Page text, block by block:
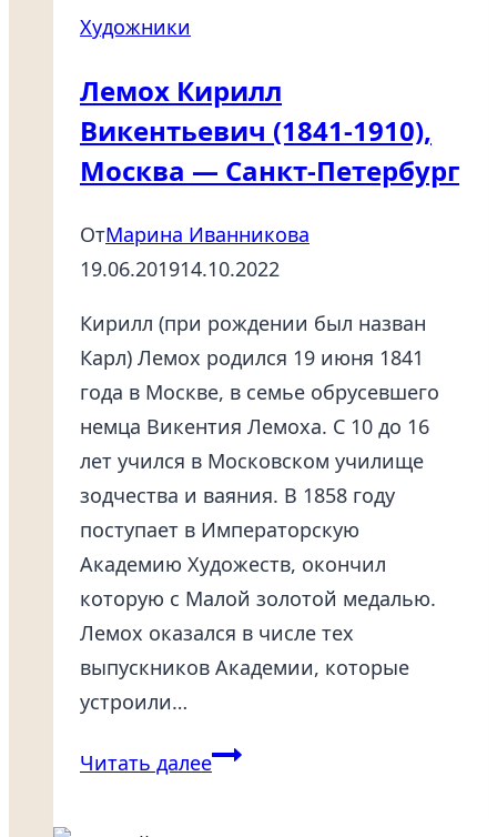
Художники
Лемох Кирилл
Викентьевич (1841-1910),
Москва — Санкт-Петербург
ОтМарина Иванникова
19.06.201914.10.2022
Кирилл (при рождении был назван
Карл) Лемох родился 19 июня 1841
года в Москве, в семье обрусевшего
немца Викентия Лемоха. С 10 до 16
лет учился в Московском училище
зодчества и ваяния. В 1858 году
поступает в Императорскую
Академию Художеств, окончил
которую с Малой золотой медалью.
Лемох оказался в числе тех
выпускников Академии, которые
устроили…
Читать далееЛемох